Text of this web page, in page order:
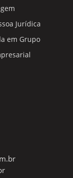
Jurídica
em Grupo